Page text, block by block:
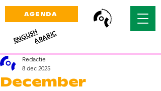
AGENDA
ENGLISHARABIC
December
Redactie
8 dec 2025